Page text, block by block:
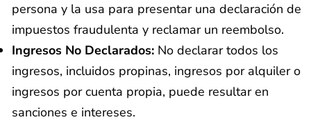
persona y la usa para presentar una declaración de
impuestos fraudulenta y reclamar un reembolso.
Ingresos No Declarados: No declarar todos los
ingresos, incluidos propinas, ingresos por alquiler o
ingresos por cuenta propia, puede resultar en
sanciones e intereses.